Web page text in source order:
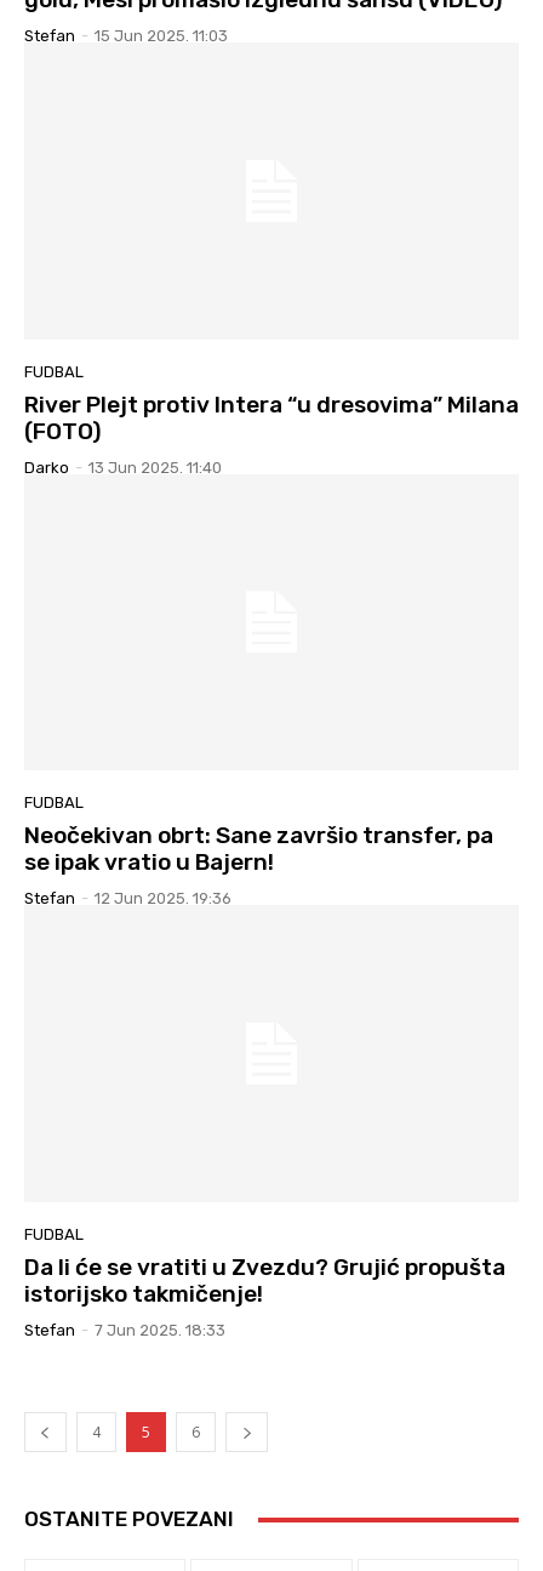
Stefan - 15 Jun 2025. 11:03
FUDBAL
River Plejt protiv Intera “u dresovima” Milana
(FOTO)
Darko - 13 Jun 2025. 11:40
FUDBAL
Neočekivan obrt: Sane završio transfer, pa
se ipak vratio u Bajern!
Stefan - 12 Jun 2025. 19:36
FUDBAL
Da li će se vratiti u Zvezdu? Grujić propušta
istorijsko takmičenje!
Stefan - 7 Jun 2025. 18:33
4 5 6
OSTANITE POVEZANI